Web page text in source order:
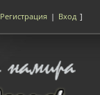
Регистрация | Вход ]